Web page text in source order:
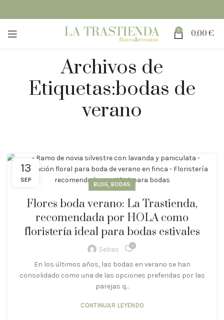
0 0,00 €
Archivos de
Etiquetas:bodas de
verano
13
SEP
BLOG, BODAS
Flores boda verano: La Trastienda,
recomendada por HOLA como
floristería ideal para bodas estivales
Sebas 0
En los últimos años, las bodas en verano se han
consolidado como una de las opciones preferidas por las
parejas q...
CONTINUAR LEYENDO